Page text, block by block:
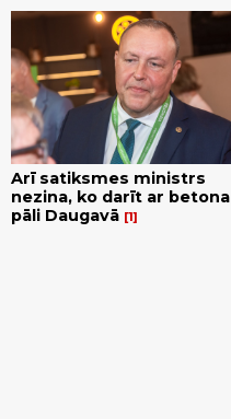
Arī satiksmes ministrs
nezina, ko darīt ar betona
pāli Daugavā 1